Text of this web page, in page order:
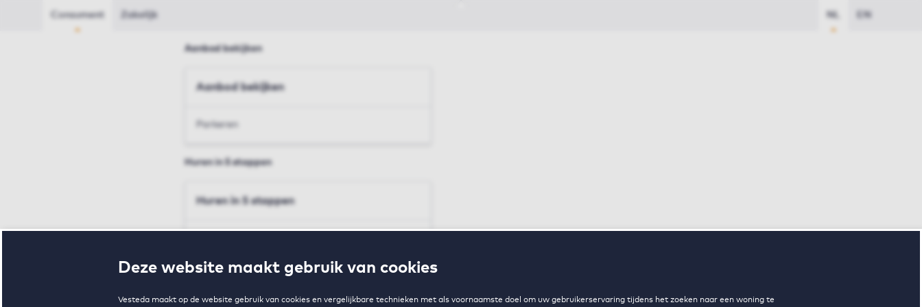
Deze website maakt gebruik van cookies
Vesteda maakt op de website gebruik van cookies en vergelijkbare technieken met als voornaamste doel om uw gebruikerservaring tijdens het zoeken naar een woning te
Consument Zakelijk NL EN
Aanbod bekijken
Aanbod bekijken
Parkeren
Huren in 5 stappen
Huren in 5 stappen
Voorwaarden en toewijzing